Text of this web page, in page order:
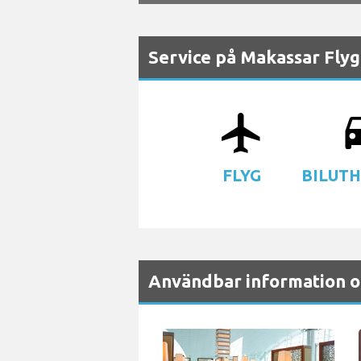
Service på Makassar
airplanemode_active
FLYG
Användbar information